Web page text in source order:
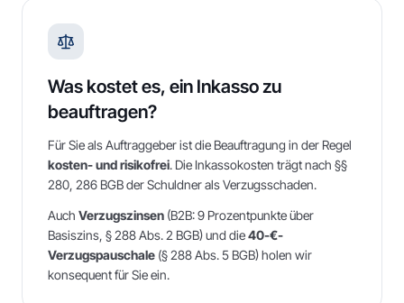
Was kostet es, ein Inkasso zu
beauftragen?
Für Sie als Auftraggeber ist die Beauftragung in der Regel
kosten- und risikofrei. Die Inkassokosten trägt nach §§
280, 286 BGB der Schuldner als Verzugsschaden.
Auch Verzugszinsen (B2B: 9 Prozentpunkte über
Basiszins, § 288 Abs. 2 BGB) und die40-€-
Verzugspauschale (§ 288 Abs. 5 BGB) holen wir
konsequent für Sie ein.